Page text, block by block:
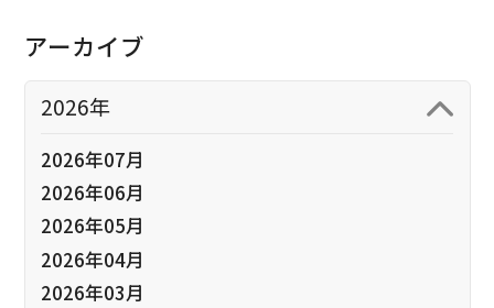
アーカイブ
2026年
2026年07月
2026年06月
2026年05月
2026年04月
2026年03月